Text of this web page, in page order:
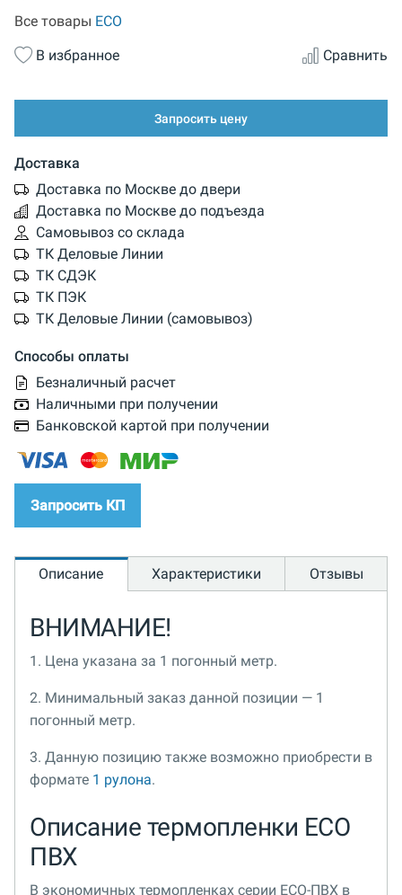
Все товары ECO
В избранное
Сравнить
Запросить цену
Доставка
Доставка по Москве до двери
Доставка по Москве до подъезда
Самовывоз со склада
ТК Деловые Линии
ТК СДЭК
ТК ПЭК
ТК Деловые Линии (самовывоз)
Способы оплаты
Безналичный расчет
Наличными при получении
Банковской картой при получении
Запросить КП
Описание Характеристики Отзывы
ВНИМАНИЕ!
1. Цена указана за 1 погонный метр.
2. Минимальный заказ данной позиции — 1
погонный метр.
3. Данную позицию также возможно приобрести в
формате 1 рулона.
Описание термопленки ECO
ПВХ
В экономичных термопленках серии ECO-ПВХ в